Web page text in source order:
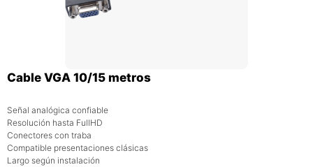
Cable VGA 10/15 metros
Señal analógica confiable
Resolución hasta FullHD
Conectores con traba
Compatible presentaciones clásicas
Largo según instalación